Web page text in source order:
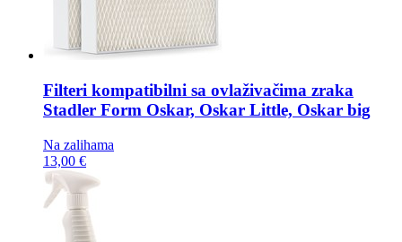
Filteri kompatibilni sa ovlaživačima zraka
Stadler Form Oskar, Oskar Little, Oskar big
Na zalihama
13,00 €